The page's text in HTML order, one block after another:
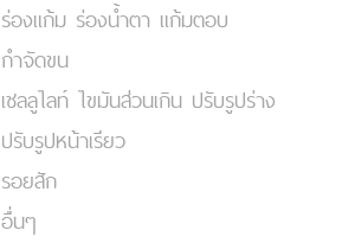
ร่องแก้ม ร่องน้ำตา แก้มตอบ
กำจัดขน
เชลลูไลท์ ไขมันส่วนเกิน ปรับรูปร่าง
ปรับรูปหน้าเรียว
รอยสัก
อื่นๆ